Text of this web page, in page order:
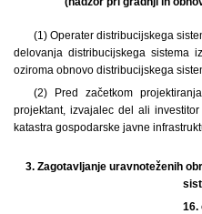
(1) Operater distribucijskega
delovanja distribucijskega sistema
oziroma obnovo distribucijskega
(2) Pred začetkom
projektant, izvajalec del ali
katastra gospodarske javne
3. Zagotavljanje uravnoteženih
16.